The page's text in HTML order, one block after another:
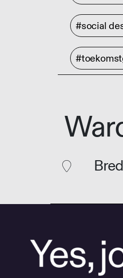
#social